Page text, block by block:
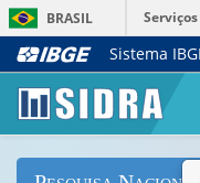
BRASIL
Serviços
Sistema